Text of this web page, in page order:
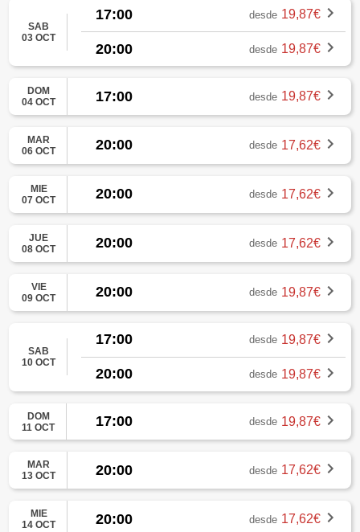
SAB
03 OCT
17:00 desde 19,87€
20:00 desde 19,87€
DOM
04 OCT
17:00 desde 19,87€
MAR
06 OCT
20:00 desde 17,62€
MIE
07 OCT
20:00 desde 17,62€
JUE
08 OCT
20:00 desde 17,62€
VIE
09 OCT
20:00 desde 19,87€
SAB
10 OCT
17:00 desde 19,87€
20:00 desde 19,87€
DOM
11 OCT
17:00 desde 19,87€
MAR
13 OCT
20:00 desde 17,62€
MIE
14 OCT
20:00 desde 17,62€